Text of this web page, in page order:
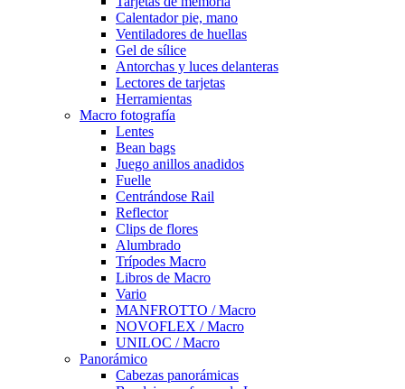
Calentador pie, mano
Ventiladores de huellas
Gel de sílice
Antorchas y luces delanteras
Lectores de tarjetas
Herramientas
Macro fotografía
Lentes
Bean bags
Juego anillos anadidos
Fuelle
Centrándose Rail
Reflector
Clips de flores
Alumbrado
Trípodes Macro
Libros de Macro
Vario
MANFROTTO / Macro
NOVOFLEX / Macro
UNILOC / Macro
Panorámico
Cabezas panorámicas